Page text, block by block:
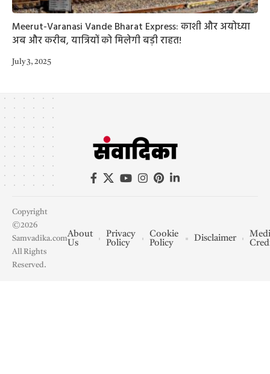
Meerut-Varanasi Vande Bharat Express: काशी और अयोध्या
अब और करीब, यात्रियों को मिलेगी बड़ी राहत!
July 3, 2025
Copyright
©2026
Samvadika.com
All Rights
Reserved.
About
Us
Privacy
Policy
Cookie
Policy
Disclaimer